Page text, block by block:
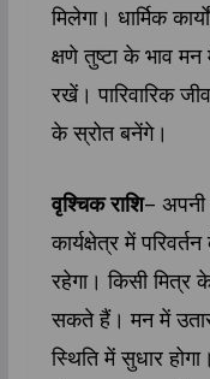
मिलेगा। धार्मिक
क्षणे तुष्टा के भाव
रखें। पारिवारिक
के स्रोत बनेंगे।
वृश्चिक राशि–
कार्यक्षेत्र में
रहेगा। किसी
सकते हैं। मन में
स्थिति में सुधार